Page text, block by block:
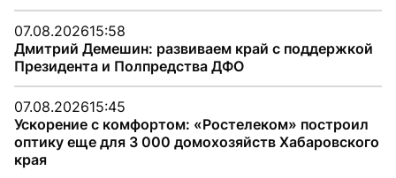
07.08.202615:58
Дмитрий Демешин: развиваем край с поддержкой
Президента и Полпредства ДФО
07.08.202615:45
Ускорение с комфортом: «Ростелеком» построил
оптику еще для 3 000 домохозяйств Хабаровского
края